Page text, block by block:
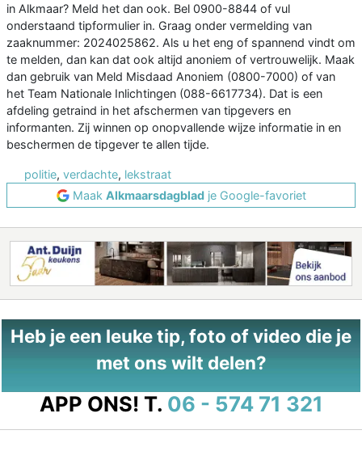
in Alkmaar? Meld het dan ook. Bel 0900-8844 of vul
onderstaand tipformulier in. Graag onder vermelding van
zaaknummer: 2024025862. Als u het eng of spannend vindt om
te melden, dan kan dat ook altijd anoniem of vertrouwelijk. Maak
dan gebruik van Meld Misdaad Anoniem (0800-7000) of van
het Team Nationale Inlichtingen (088-6617734). Dat is een
afdeling getraind in het afschermen van tipgevers en
informanten. Zij winnen op onopvallende wijze informatie in en
beschermen de tipgever te allen tijde.
politie, verdachte, lekstraat
Maak Alkmaarsdagbladje Google-favoriet
Heb je een leuke tip, foto of video die je
met ons wilt delen?
APP ONS! T. 06 - 574 71 321